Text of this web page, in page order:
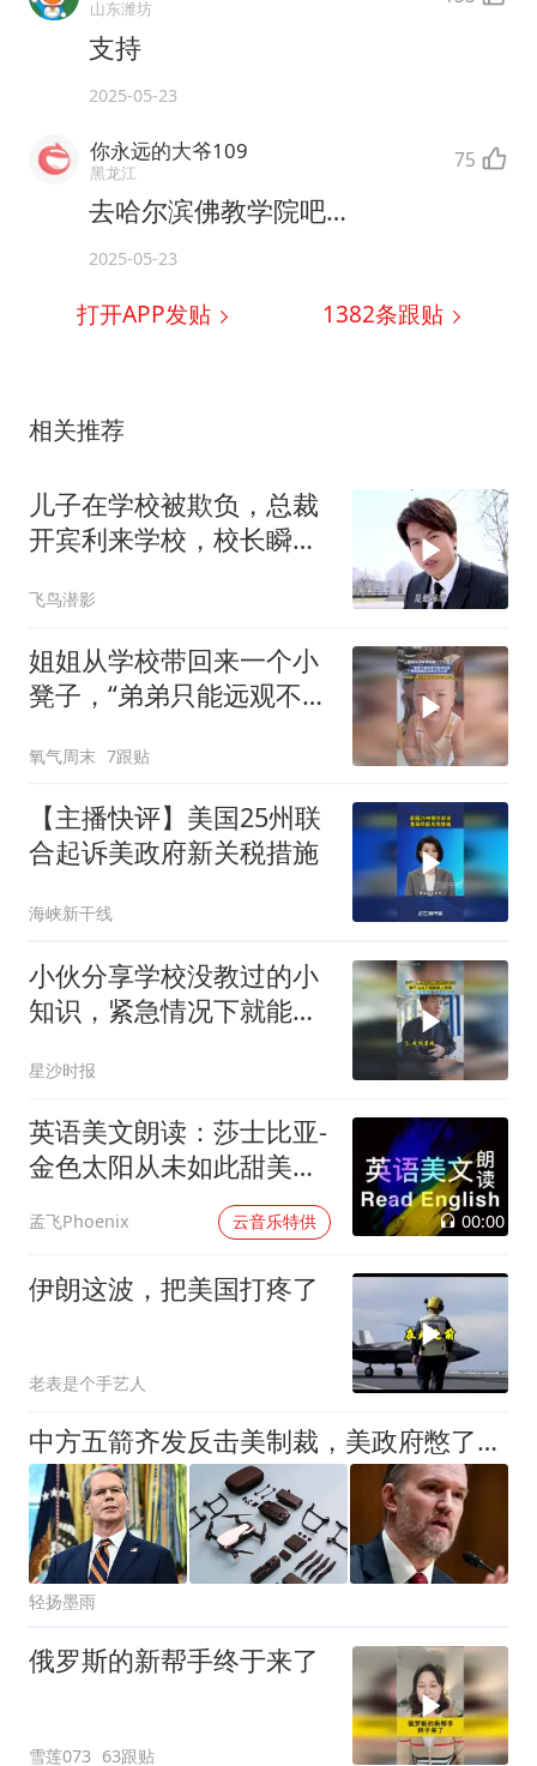
山东潍坊
支持
2025-05-23
你永远的大爷109
黑龙江 75
去哈尔滨佛教学院吧…
2025-05-23
打开APP发贴 1382条跟贴
相关推荐
儿子在学校被欺负，总裁
开宾利来学校，校长瞬间
飞鸟潜影
姐姐从学校带回来一个小
凳子，“弟弟只能远观不能
立马让座”
氧气周末 7跟贴
【主播快评】美国25州联
合起诉美政府新关税措施
海峡新干线
小伙分享学校没教过的小
知识，紧急情况下就能派
下次必须试试
星沙时报
英语美文朗读：莎士比亚-
金色太阳从未如此甜美吻
孟飞Phoenix 云音乐特供 00:00
伊朗这波，把美国打疼了
老表是个手艺人
中方五箭齐发反击美制裁，美政府憋了一天，最后才回了四个字
轻扬墨雨
俄罗斯的新帮手终于来了
雪莲073 63跟贴